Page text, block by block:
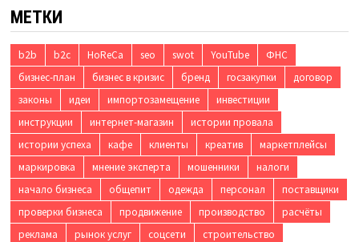
МЕТКИ
b2b b2c HoReCa seo swot YouTube
ФНС
бизнес-план
бизнес в кризис бренд госзакупки
договор
законы
идеи импортозамещение
инвестиции
инструкции
интернет-магазин
истории провала
истории успеха
кафе клиенты креатив
маркетплейсы
маркировка
мнение эксперта мошенники
налоги
начало бизнеса
общепит одежда персонал
поставщики
проверки бизнеса
продвижение производство
расчёты
реклама
рынок услуг соцсети
строительство